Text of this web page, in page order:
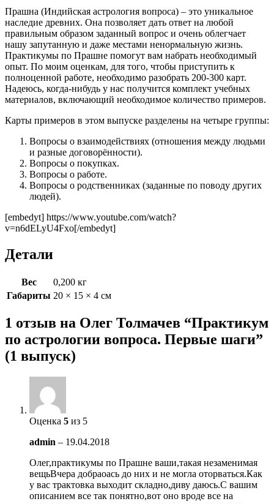
Прашна (Индийская астрология вопроса) – это уникальное
наследие древних. Она позволяет дать ответ на любой
правильным образом заданный вопрос и очень облегчает
нашу запутанную и даже местами ненормальную жизнь.
Практикумы по Прашне помогут вам набрать необходимый
опыт. По моим оценкам, для того, чтобы приступить к
полноценной работе, необходимо разобрать 200-300 карт.
Надеюсь, когда-нибудь у нас получится комплект учебных
материалов, включающий необходимое количество примеров.
Карты примеров в этом выпуске разделены на четыре группы:
Вопросы о взаимодействиях (отношения между людьми
и разные договорённости).
Вопросы о покупках.
Вопросы о работе.
Вопросы о родственниках (заданные по поводу других
людей).
[embedyt] https://www.youtube.com/watch?
v=n6dELyU4Fxo[/embedyt]
Детали
Вес
0,200 кг
Габариты 20 × 15 × 4 см
1 отзыв на Олег Толмачев “Практикум
по астрологии вопроса. Первые шаги”
(1 выпуск)
Оценка 5 из 5
admin – 19.04.2018
Олег,практикумы по Прашне ваши,такая незаменимая
вещьВчера добраоась до них и не могла оторваться.Как
у вас трактовка выходит складно,диву даюсь.С вашим
описанием все так понятно,вот оно вроде все на